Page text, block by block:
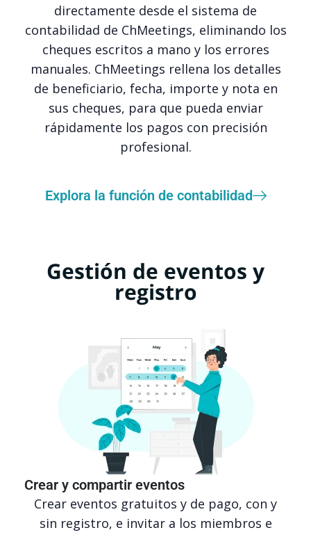
directamente desde el sistema de
contabilidad de ChMeetings, eliminando los
cheques escritos a mano y los errores
manuales. ChMeetings rellena los detalles
de beneficiario, fecha, importe y nota en
sus cheques, para que pueda enviar
rápidamente los pagos con precisión
profesional.
Explora la función de contabilidad
Gestión de eventos y
registro
Crear y compartir eventos
Crear eventos gratuitos y de pago, con y
sin registro, e invitar a los miembros e